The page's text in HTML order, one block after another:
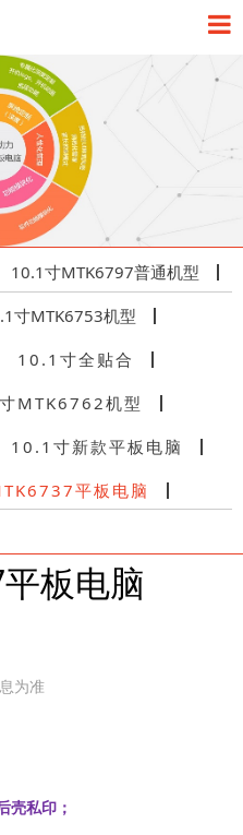
10.1寸MTK6797普通机型
寸MTK6753机型
10.1寸全贴合
MTK6762机型
10.1寸新款平板电脑
平板电脑
板电脑
为准
壳私印；